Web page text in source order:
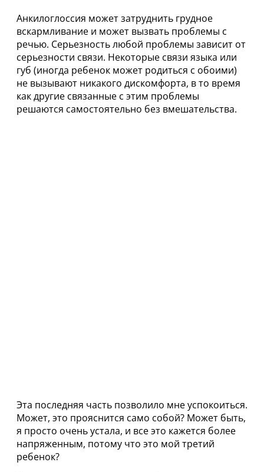
Анкилоглоссия может затруднить грудное
вскармливание и может вызвать проблемы с
речью. Серьезность любой проблемы зависит от
серьезности связи. Некоторые связи языка или
губ (иногда ребенок может родиться с обоими)
не вызывают никакого дискомфорта, в то время
как другие связанные с этим проблемы
решаются самостоятельно без вмешательства.
Эта последняя часть позволило мне успокоиться.
Может, это прояснится само собой? Может быть,
я просто очень устала, и все это кажется более
напряженным, потому что это мой третий
ребенок?